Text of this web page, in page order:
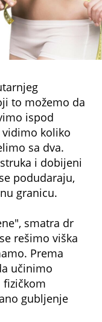
to možemo da
ispod
koliko
sa dva.
i dobijeni
podudaraju,
granicu.
smatra dr
rešimo viška
Prema
učinimo
gubljenje